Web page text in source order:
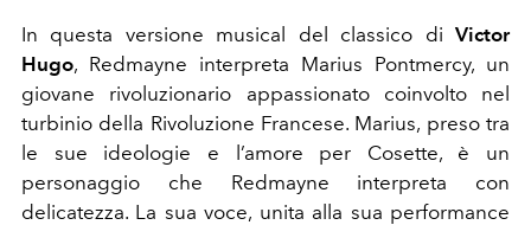
In questa versione musical del classico di Victor
Hugo, Redmayne interpreta Marius Pontmercy, un
giovane rivoluzionario appassionato coinvolto nel
turbinio della Rivoluzione Francese. Marius, preso tra
le sue ideologie e l’amore per Cosette, è un
personaggio che Redmayne interpreta con
delicatezza. La sua voce, unita alla sua performance